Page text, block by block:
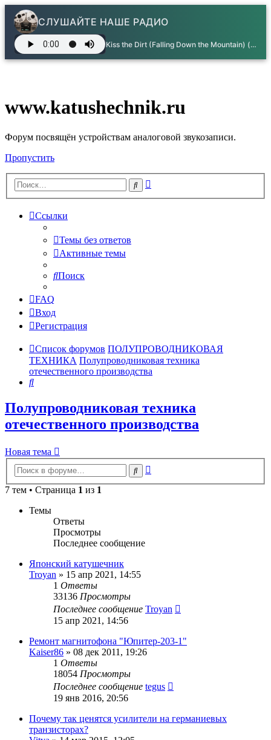
СЛУШАЙТЕ НАШЕ РАДИО
Kiss the Dirt (Falling Down the Mountain) (GTA Vice City OST - INXS
www.katushechnik.ru
Форум посвящён устройствам аналоговой звукозаписи.
Пропустить
Поиск
Ссылки
Темы без ответов
Активные темы
Поиск
FAQ
Вход
Регистрация
Список форумов ПОЛУПРОВОДНИКОВАЯ
ТЕХНИКА Полупроводниковая техника
отечественного производства
Поиск
Полупроводниковая техника
отечественного производства
Новая тема
Поиск
7 тем • Страница 1 из 1
Темы
Ответы
Просмотры
Последнее сообщение
Японский катушечник
Troyan » 15 апр 2021, 14:55
1 Ответы
33136 Просмотры
Последнее сообщение Troyan
15 апр 2021, 14:56
Ремонт магнитофона "Юпитер-203-1"
Kaiser86 » 08 дек 2011, 19:26
1 Ответы
18054 Просмотры
Последнее сообщение tegus
19 янв 2016, 20:56
Почему так ценятся усилители на германиевых
транзисторах?